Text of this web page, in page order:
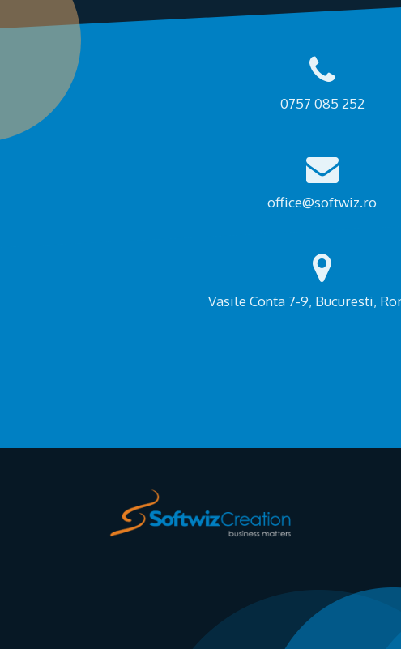
0757 085 252
office@softwiz.ro
Vasile Conta 7-9, Bucuresti,